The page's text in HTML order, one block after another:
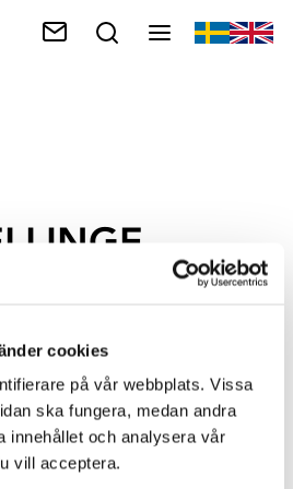
cookies
på vår webbplats. Vissa
ska fungera, medan andra
innehållet och analysera vår
vill acceptera.